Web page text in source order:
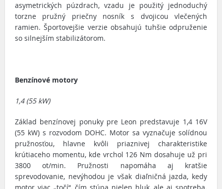
asymetrických púzdrach, vzadu je použitý jednoduchý
torzne pružný priečny nosník s dvojicou vlečených
ramien. Športovejšie verzie obsahujú tuhšie odpruženie
so silnejším stabilizátorom.
Benzínové motory
1,4 (55 kW)
Základ benzínovej ponuky pre Leon predstavuje 1,4 16V
(55 kW) s rozvodom DOHC. Motor sa vyznačuje solídnou
pružnosťou, hlavne kvôli priaznivej charakteristike
krútiaceho momentu, kde vrchol 126 Nm dosahuje už pri
3800 ot/min. Pružnosti napomáha aj kratšie
sprevodovanie, nevýhodou je však diaľničná jazda, kedy